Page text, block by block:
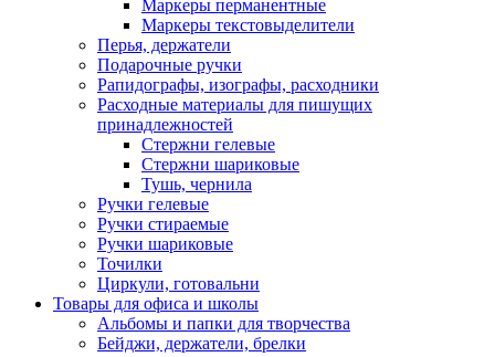
Маркеры перманентные
Маркеры текстовыделители
Перья, держатели
Подарочные ручки
Рапидографы, изографы, расходники
Расходные материалы для пишущих
принадлежностей
Стержни гелевые
Стержни шариковые
Тушь, чернила
Ручки гелевые
Ручки стираемые
Ручки шариковые
Точилки
Циркули, готовальни
Товары для офиса и школы
Альбомы и папки для творчества
Бейджи, держатели, брелки